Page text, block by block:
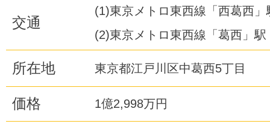
交通
(1)東京メトロ東西線「西葛西
(2)東京メトロ東西線「葛西」駅
所在地 東京都江戸川区中葛西5丁目
価格 1億2,998万円